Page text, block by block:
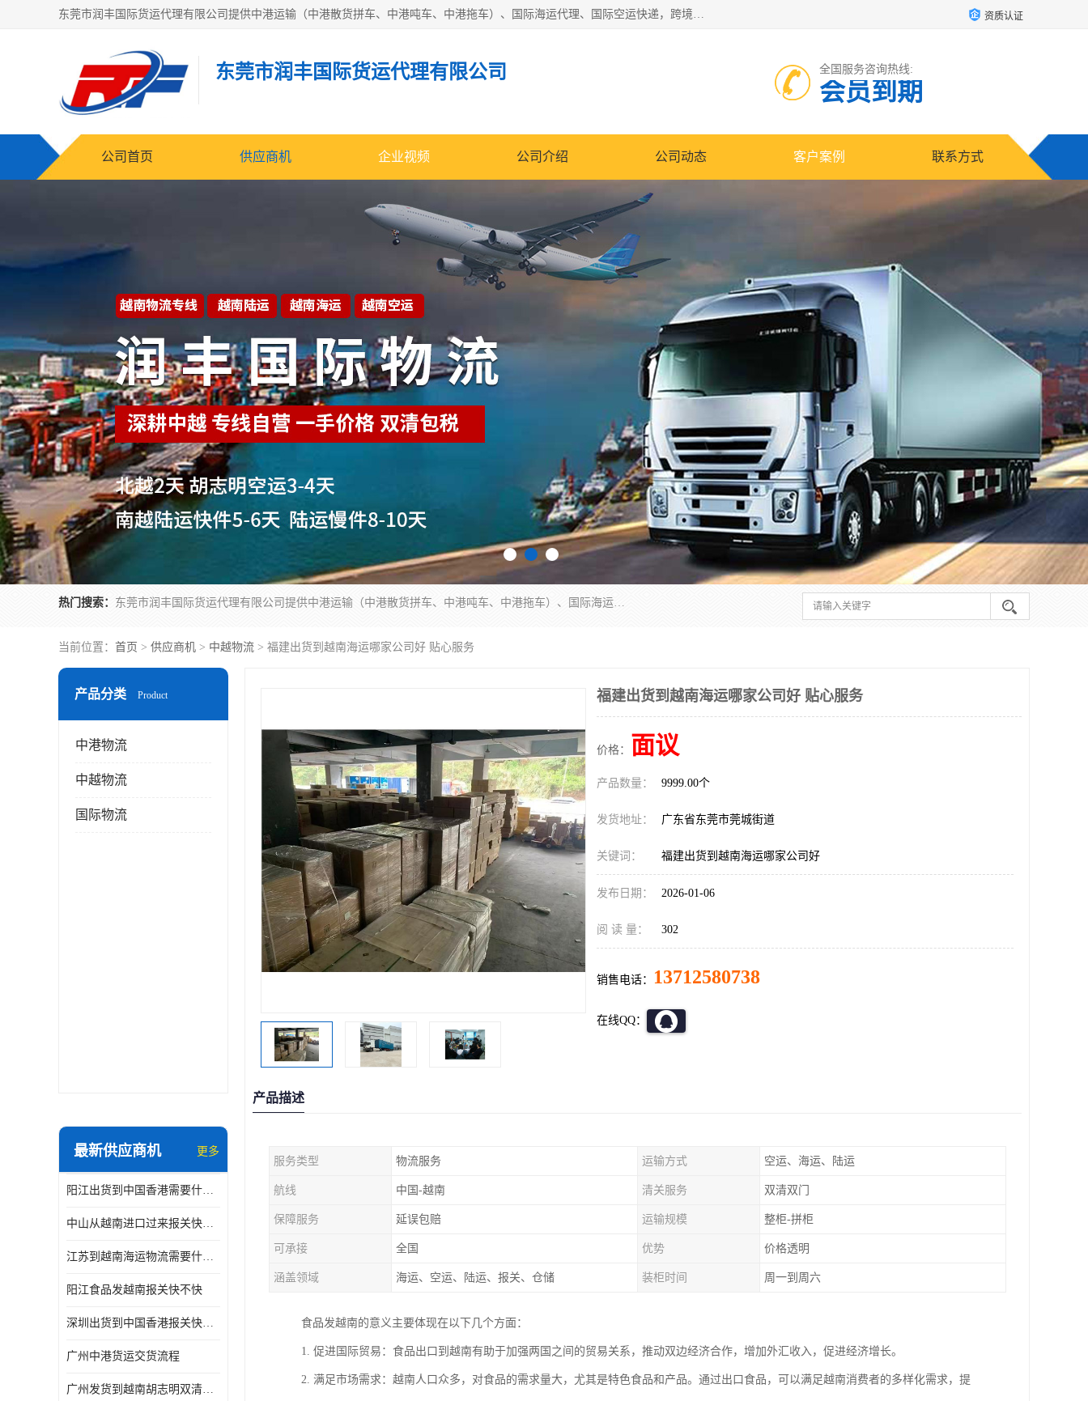
东莞市润丰国际货运代理有限公司提供中港运输（中港散货拼车、中港吨车、中港拖车）、国际海运代理、国际空运快递，跨境电商，亚马逊FBA，国内物流园服务，进出口报关，仓储，提供给客户整套运输解决方案和增值服务 资质认证
东莞市润丰国际货运代理有限公司 全国服务咨询热线:
会员到期
公司首页 供应商机 企业视频 公司介绍 公司动态 客户案例 联系方式
热门搜索： 东莞市润丰国际货运代理有限公司提供中港运输（中港散货拼车、中港吨车、中港拖车）、国际海运代理、国际空运快递，跨境电商，亚马逊FBA，国内物流园服务，进出口报关，仓储，提供给客户整套运输解决方案和增值服务
当前位置： 首页 > 供应商机 > 中越物流 > 福建出货到越南海运哪家公司好 贴心服务
产品分类 Product
中港物流
中越物流
国际物流
最新供应商机 更多
阳江出货到中国香港需要什么条件 专线直达
中山从越南进口过来报关快不快
江苏到越南海运物流需要什么条件 一步到位
阳江食品发越南报关快不快
深圳出货到中国香港报关快不快 一手货源
广州中港货运交货流程
广州发货到越南胡志明双清需要什么文件
福建出货到越南海运哪家公司好 贴心服务
价格： 面议
产品数量： 9999.00个
发货地址： 广东省东莞市莞城街道
关键词： 福建出货到越南海运哪家公司好
发布日期： 2026-01-06
阅 读 量： 302
销售电话： 13712580738
在线QQ：
产品描述
服务类型 物流服务 运输方式 空运、海运、陆运
航线 中国-越南 清关服务 双清双门
保障服务 延误包赔 运输规模 整柜-拼柜
可承接 全国 优势 价格透明
涵盖领域 海运、空运、陆运、报关、仓储 装柜时间 周一到周六
食品发越南的意义主要体现在以下几个方面：
1. 促进国际贸易：食品出口到越南有助于加强两国之间的贸易关系，推动双边经济合作，增加外汇收入，促进经济增长。
2. 满足市场需求：越南人口众多，对食品的需求量大，尤其是特色食品和产品。通过出口食品，可以满足越南消费者的多样化需求，提